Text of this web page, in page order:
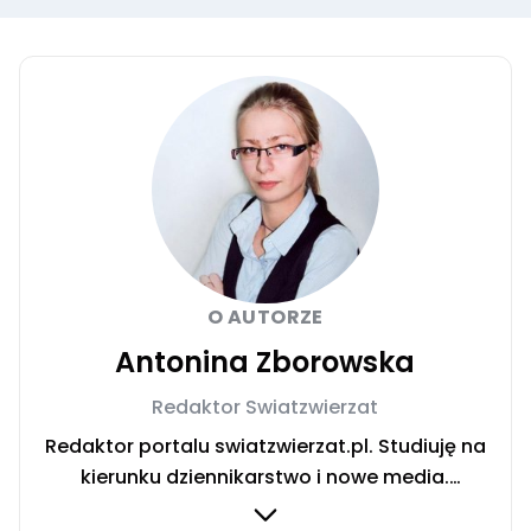
O AUTORZE
Antonina Zborowska
Redaktor Swiatzwierzat
Redaktor portalu swiatzwierzat.pl. Studiuję na
kierunku dziennikarstwo i nowe media.
Interesują mnie sprawy społeczne i wydarzenia